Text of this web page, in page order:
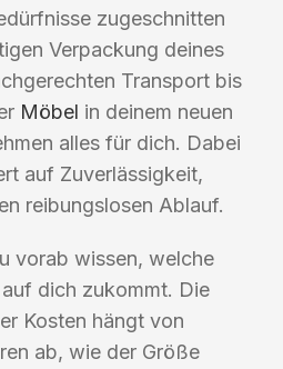
zugeschnitten
Verpackung deines
Transport bis
Möbel in deinem neuen
alles für dich. Dabei
auf Zuverlässigkeit,
reibungslosen Ablauf.
vorab wissen, welche
dich zukommt. Die
Kosten hängt von
ab, wie der Größe